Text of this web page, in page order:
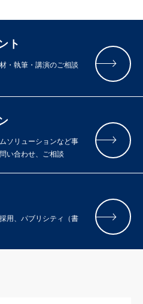
ト
・執筆・講演のご相談
ソリューションなど事
い合わせ、ご相談
用、パブリシティ（書